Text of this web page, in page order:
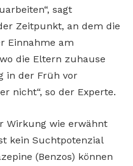
sagt
Zeitpunkt, an dem die
Einnahme am
die Eltern zuhause
in der Früh vor
nicht“, so der Experte.
Wirkung wie erwähnt
kein Suchtpotenzial
(Benzos) können